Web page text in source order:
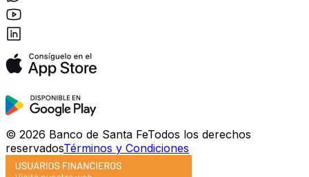
© 2026 Banco de Santa FeTodos los derechos
reservadosTérminos y Condiciones